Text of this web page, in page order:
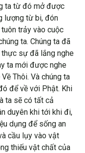
ta từ đó mở được
lượng từ bi, đón
trảy vào cuộc
ta. Chúng ta đã
sự đã lắng nghe
ta mới được nghe
Thôi. Và chúng ta
để về với Phật. Khi
ta sẽ có tất cả
duyên khi tới khi đi,
dụng để sống an
cầu lụy vào vật
thiếu vật chất của